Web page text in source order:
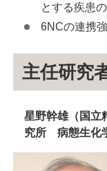
とする疾患
6NCの連携
主任研究
星野幹雄（国
究所 病態生化